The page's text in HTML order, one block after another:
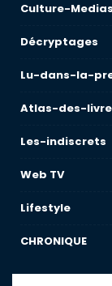
Culture-Medias
Décryptages
Lu-dans-la-
Atlas-des-
Les-indiscrets
Web TV
Lifestyle
CHRONIQUE